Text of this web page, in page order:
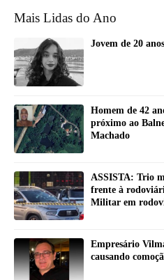
Mais Lidas do Ano
Jovem de 20
Homem de 42
próximo ao
Machado
ASSISTA: Trio
frente à
Militar em
Empresário
causando